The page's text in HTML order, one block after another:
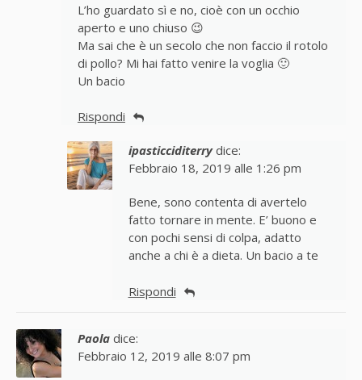
L’ho guardato sì e no, cioè con un occhio
aperto e uno chiuso 😉
Ma sai che è un secolo che non faccio il rotolo
di pollo? Mi hai fatto venire la voglia 🙂
Un bacio
Rispondi
ipasticciditerry dice:
Febbraio 18, 2019 alle 1:26 pm
Bene, sono contenta di avertelo
fatto tornare in mente. E’ buono e
con pochi sensi di colpa, adatto
anche a chi è a dieta. Un bacio a te
Rispondi
Paola dice:
Febbraio 12, 2019 alle 8:07 pm